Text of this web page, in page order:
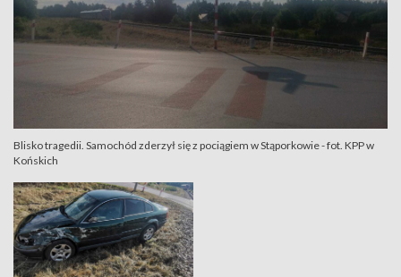
Blisko tragedii. Samochód zderzył się z pociągiem w Stąporkowie - fot. KPP w
Końskich